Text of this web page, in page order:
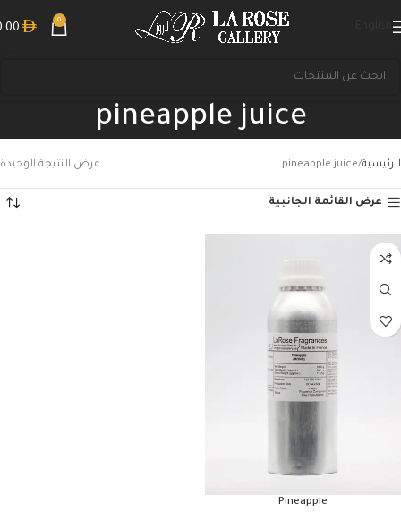
0
pineapple juice
الرئيسية pineapple juice عرض النتيجة الوحيدة
عرض القائمة الجانبية
Pineapple